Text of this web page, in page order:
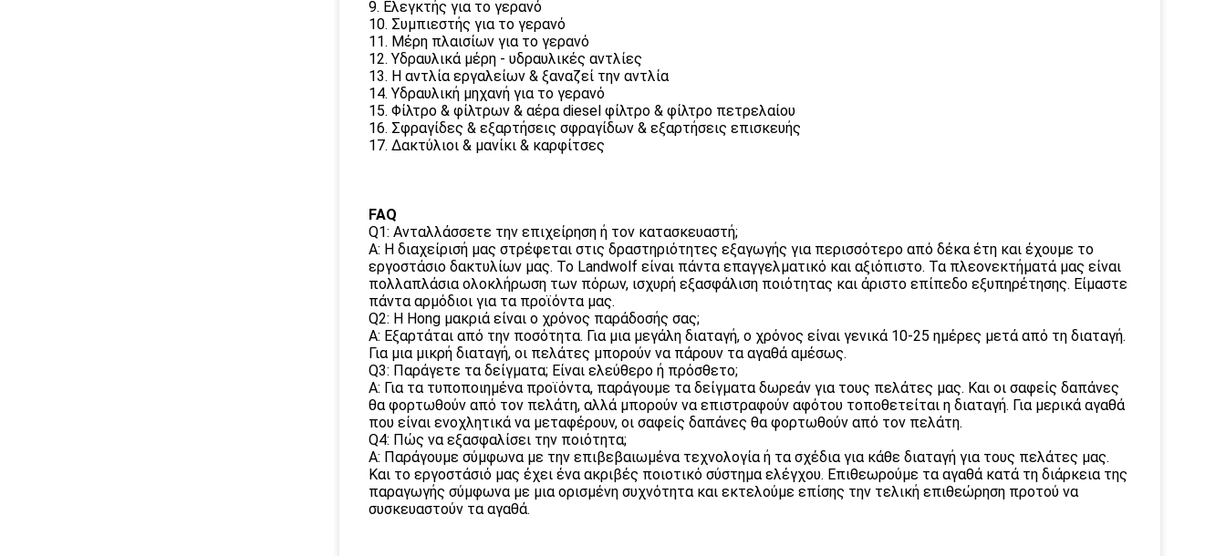
9. Ελεγκτής για το γερανό
10. Συμπιεστής για το γερανό
11. Μέρη πλαισίων για το γερανό
12. Υδραυλικά μέρη - υδραυλικές αντλίες
13. Η αντλία εργαλείων & ξαναζεί την αντλία
14. Υδραυλική μηχανή για το γερανό
15. Φίλτρο & φίλτρων & αέρα diesel φίλτρο & φίλτρο πετρελαίου
16. Σφραγίδες & εξαρτήσεις σφραγίδων & εξαρτήσεις επισκευής
17. Δακτύλιοι & μανίκι & καρφίτσες
FAQ
Q1: Ανταλλάσσετε την επιχείρηση ή τον κατασκευαστή;
Α: Η διαχείρισή μας στρέφεται στις δραστηριότητες εξαγωγής για περισσότερο από δέκα έτη και έχουμε το
εργοστάσιο δακτυλίων μας. Το Landwolf είναι πάντα επαγγελματικό και αξιόπιστο. Τα πλεονεκτήματά μας είναι
πολλαπλάσια ολοκλήρωση των πόρων, ισχυρή εξασφάλιση ποιότητας και άριστο επίπεδο εξυπηρέτησης. Είμαστε
πάντα αρμόδιοι για τα προϊόντα μας.
Q2: Η Hong μακριά είναι ο χρόνος παράδοσής σας;
Α: Εξαρτάται από την ποσότητα. Για μια μεγάλη διαταγή, ο χρόνος είναι γενικά 10-25 ημέρες μετά από τη διαταγή.
Για μια μικρή διαταγή, οι πελάτες μπορούν να πάρουν τα αγαθά αμέσως.
Q3: Παράγετε τα δείγματα; Είναι ελεύθερο ή πρόσθετο;
Α: Για τα τυποποιημένα προϊόντα, παράγουμε τα δείγματα δωρεάν για τους πελάτες μας. Και οι σαφείς δαπάνες
θα φορτωθούν από τον πελάτη, αλλά μπορούν να επιστραφούν αφότου τοποθετείται η διαταγή. Για μερικά αγαθά
που είναι ενοχλητικά να μεταφέρουν, οι σαφείς δαπάνες θα φορτωθούν από τον πελάτη.
Q4: Πώς να εξασφαλίσει την ποιότητα;
Α: Παράγουμε σύμφωνα με την επιβεβαιωμένα τεχνολογία ή τα σχέδια για κάθε διαταγή για τους πελάτες μας.
Και το εργοστάσιό μας έχει ένα ακριβές ποιοτικό σύστημα ελέγχου. Επιθεωρούμε τα αγαθά κατά τη διάρκεια της
παραγωγής σύμφωνα με μια ορισμένη συχνότητα και εκτελούμε επίσης την τελική επιθεώρηση προτού να
συσκευαστούν τα αγαθά.